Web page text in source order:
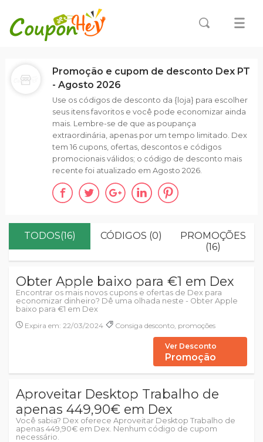
TODOS(16) CÓDIGOS (0)
PROMOÇÕES
(16)
Obter Apple baixo para €1 em Dex
Encontrar os mais novos cupons e ofertas de Dex para
economizar dinheiro? Dê uma olhada neste - Obter Apple
baixo para €1 em Dex
Expira em: 22/03/2024
Consiga desconto, promoções
Ver Desconto
Promoção
Aproveitar Desktop Trabalho de
apenas 449,90€ em Dex
Você sabia? Dex oferece Aproveitar Desktop Trabalho de
apenas 449,90€ em Dex. Nenhum código de cupom
necessário.
Promoção e cupom de desconto Dex PT
- Agosto 2026
Use os códigos de desconto da {loja} para escolher
seus itens favoritos e você pode economizar ainda
mais. Lembre-se de que as poupança
extraordinária, apenas por um tempo limitado. Dex
tem 16 cupons, ofertas, descontos e códigos
promocionais válidos; o código de desconto mais
recente foi atualizado em Agosto 2026.